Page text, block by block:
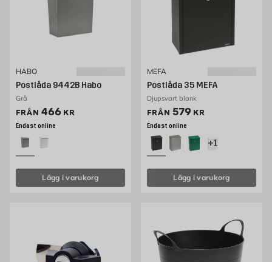
HABO
Postlåda 9442B Habo
Grå
FRÅN Pris 466 kr
466 KR
Endast online
Lägg i varukorg
MEFA
Postlåda 35 MEFA
Djupsvart blank
FRÅN Pris 579 kr
579 KR
Endast online
+1
Lägg i varukorg